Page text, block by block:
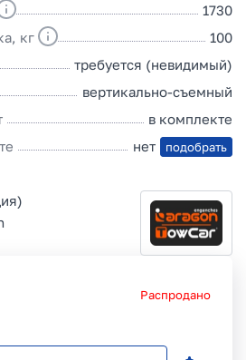
1730
кг
100
требуется (невидимый)
вертикально-съемный
в комплекте
нет подобрать
Распродано